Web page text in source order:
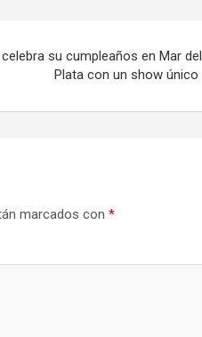
su cumpleaños en Mar del
Plata con un show único
marcados con *